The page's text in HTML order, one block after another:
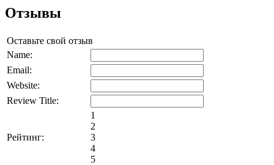
Отзывы
Оставьте свой отзыв
Name:
Email:
Website:
Review Title:
Рейтинг:
1
2
3
4
5